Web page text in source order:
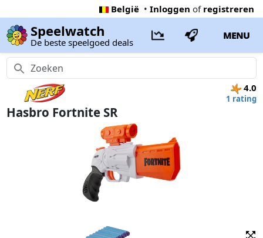
België • Inloggen of registreren
Speelwatch
De beste speelgoed deals
MENU
4.0
1 rating
Hasbro Fortnite SR